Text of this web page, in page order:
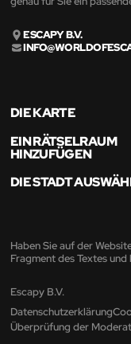
ESCAPY B.V.
DIE KARTE
EIN RÄTSELRAUM
HINZUFÜGEN
DIE STADT
Haben Sie auf der
Fragment des Textes und
Escapy B.V.
Datenschutzerklärung
Überprüfung der